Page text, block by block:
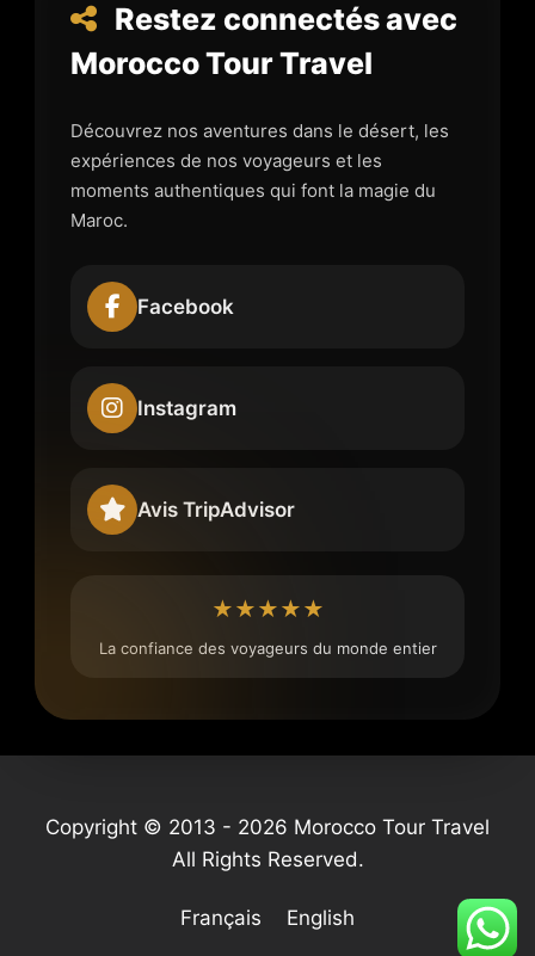
Restez connectés avec
Morocco Tour Travel
Découvrez nos aventures dans le désert, les
expériences de nos voyageurs et les
moments authentiques qui font la magie du
Maroc.
Facebook
Instagram
Avis TripAdvisor
★★★★★
La confiance des voyageurs du monde entier
Copyright © 2013 - 2026 Morocco Tour Travel
All Rights Reserved.
Français English